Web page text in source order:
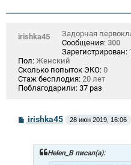
irishka45
Задорная
Сообщения: 300
Зарегистрирован:
Пол: Женский
Сколько попыток ЭКО: 0
Стаж бесплодия: 20 лет
Поблагодарили: 37 раз
Сirishka45 28 июн 2019, 16:06
Helen_B писал(а):